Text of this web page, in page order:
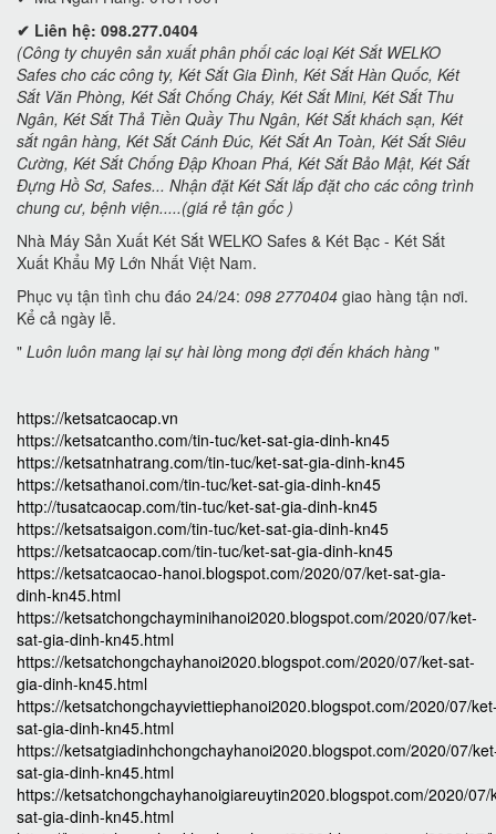
✔ Liên hệ: 098.277.0404
(Công ty chuyên sản xuất phân phối các loại Két Sắt WELKO
Safes cho các công ty, Két Sắt Gia Đình, Két Sắt Hàn Quốc, Két
Sắt Văn Phòng, Két Sắt Chống Cháy, Két Sắt Mini, Két Sắt Thu
Ngân, Két Sắt Thả Tiền Quầy Thu Ngân, Két Sắt khách sạn, Két
sắt ngân hàng, Két Sắt Cánh Đúc, Két Sắt An Toàn, Két Sắt Siêu
Cường, Két Sắt Chống Đập Khoan Phá, Két Sắt Bảo Mật, Két Sắt
Đựng Hồ Sơ, Safes... Nhận đặt Két Sắt lắp đặt cho các công trình
chung cư, bệnh viện.....(giá rẻ tận gốc )
Nhà Máy Sản Xuất Két Sắt WELKO Safes & Két Bạc - Két Sắt
Xuất Khẩu Mỹ Lớn Nhất Việt Nam.
Phục vụ tận tình chu đáo 24/24: 098 2770404 giao hàng tận nơi.
Kể cả ngày lễ.
" Luôn luôn mang lại sự hài lòng mong đợi đến khách hàng "
https://ketsatcaocap.vn
https://ketsatcantho.com/tin-tuc/ket-sat-gia-dinh-kn45
https://ketsatnhatrang.com/tin-tuc/ket-sat-gia-dinh-kn45
https://ketsathanoi.com/tin-tuc/ket-sat-gia-dinh-kn45
http://tusatcaocap.com/tin-tuc/ket-sat-gia-dinh-kn45
https://ketsatsaigon.com/tin-tuc/ket-sat-gia-dinh-kn45
https://ketsatcaocap.com/tin-tuc/ket-sat-gia-dinh-kn45
https://ketsatcaocao-hanoi.blogspot.com/2020/07/ket-sat-gia-
dinh-kn45.html
https://ketsatchongchayminihanoi2020.blogspot.com/2020/07/ket-
sat-gia-dinh-kn45.html
https://ketsatchongchayhanoi2020.blogspot.com/2020/07/ket-sat-
gia-dinh-kn45.html
https://ketsatchongchayviettiephanoi2020.blogspot.com/2020/07/
sat-gia-dinh-kn45.html
https://ketsatgiadinhchongchayhanoi2020.blogspot.com/2020/07/
sat-gia-dinh-kn45.html
https://ketsatchongchayhanoigiareuytin2020.blogspot.com/2020/07/
sat-gia-dinh-kn45.html